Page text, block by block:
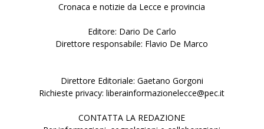
Cronaca e notizie da Lecce e provincia
Editore: Dario De Carlo
Direttore responsabile: Flavio De Marco
Direttore Editoriale: Gaetano Gorgoni
Richieste privacy: liberainformazionelecce@pec.it
CONTATTA LA REDAZIONE